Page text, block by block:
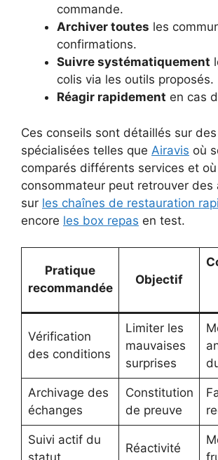
commande.
Archiver toutes les
confirmations.
Suivre systématiquement
colis via les outils proposés.
Réagir rapidement en cas
Ces conseils sont détaillés sur
spécialisées telles que Airavis où
comparés différents services et
consommateur peut retrouver des
sur les chaînes de restauration
encore les box repas en test.
Pratique
recommandée
Objectif
Vérification
des conditions
Limiter les
mauvaises
surprises
Archivage des
échanges
Constitution
de preuve
Suivi actif du
Réactivité